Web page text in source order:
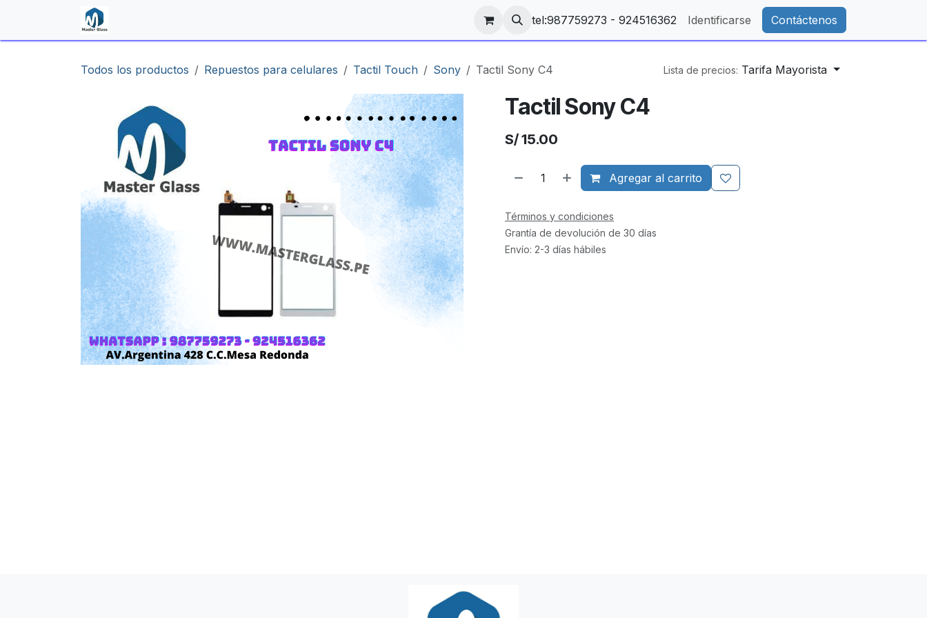
tel:987759273 - 924516362 Identificarse Contáctenos
Todos los productos Repuestos para celulares Tactil Touch Sony Tactil Sony C4 Lista de precios: Tarifa Mayorista
Tactil Sony C4
S/15.00
Agregar al carrito
Términos y condiciones
Grantía de devolución de 30 días
Envío: 2-3 días hábiles